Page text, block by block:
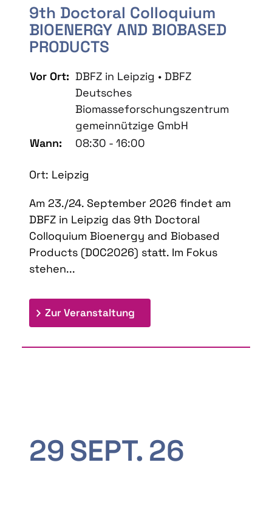
9th Doctoral Colloquium
BIOENERGY AND BIOBASED
PRODUCTS
Vor Ort: DBFZ in Leipzig • DBFZ
Deutsches
Biomasseforschungszentrum
gemeinnützige GmbH
Wann:
08:30 - 16:00
Ort: Leipzig
Am 23./24. September 2026 findet am
DBFZ in Leipzig das 9th Doctoral
Colloquium Bioenergy and Biobased
Products (DOC2026) statt. Im Fokus
stehen...
Zur Veranstaltung
29SEPT. 26